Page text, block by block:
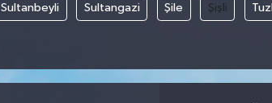
Sultanbeyli Sultangazi Şile Şişli